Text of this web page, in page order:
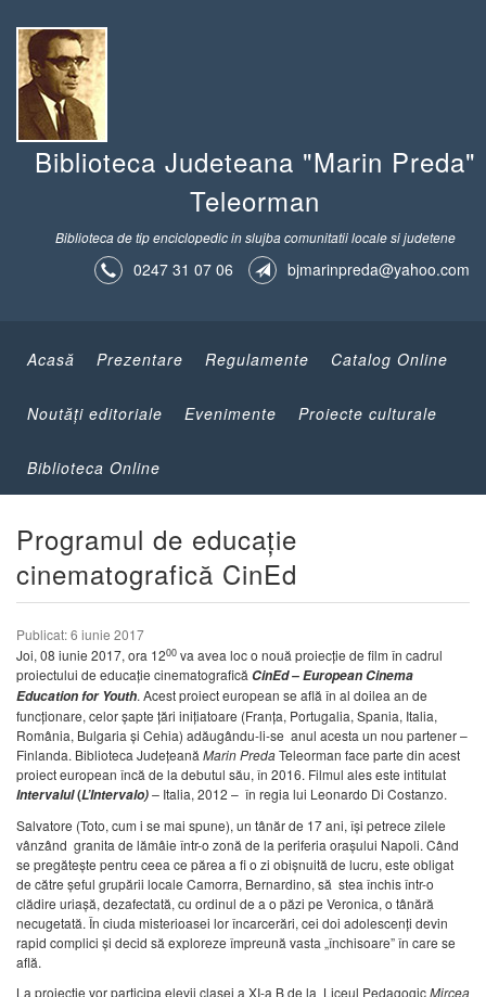
Biblioteca Judeteana "Marin Preda"
Teleorman
Biblioteca de tip enciclopedic in slujba comunitatii locale si judetene
0247 31 07 06 bjmarinpreda@yahoo.com
Acasă Prezentare Regulamente Catalog Online
Noutăţi editoriale Evenimente Proiecte culturale
Biblioteca Online
Programul de educație
cinematografică CinEd
Publicat: 6 iunie 2017
Joi, 08 iunie 2017, ora 1200 va avea loc o nouă proiecție de film în cadrul
proiectului de educație cinematografică CinEd – European Cinema
Education for Youth. Acest proiect european se află în al doilea an de
funcționare, celor șapte țări inițiatoare (Franța, Portugalia, Spania, Italia,
România, Bulgaria și Cehia) adăugându-li-se anul acesta un nou partener –
Finlanda. Biblioteca Județeană Marin PredaTeleorman face parte din acest
proiect european încă de la debutul său, în 2016. Filmul ales este intitulat
Intervalul(L’Intervalo)– Italia, 2012 – în regia lui Leonardo Di Costanzo.
Salvatore (Toto, cum i se mai spune), un tânăr de 17 ani, își petrece zilele
vânzând granita de lămâie într-o zonă de la periferia orașului Napoli. Când
se pregătește pentru ceea ce părea a fi o zi obișnuită de lucru, este obligat
de către șeful grupării locale Camorra, Bernardino, să stea închis într-o
clădire uriașă, dezafectată, cu ordinul de a o păzi pe Veronica, o tânără
necugetată. În ciuda misterioasei lor încarcerări, cei doi adolescenți devin
rapid complici și decid să exploreze împreună vasta „închisoare” în care se
află.
La proiecție vor participa elevii clasei a XI-a B de la Liceul PedagogicMircea